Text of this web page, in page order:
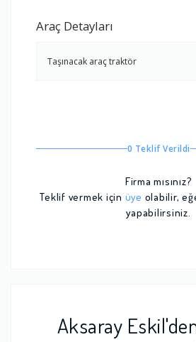
Araç Detayları
Taşınacak araç traktör
0 Teklif Verildi
Firma mısınız?
Teklif vermek için üye olabilir,
yapabilirsiniz.
Aksaray